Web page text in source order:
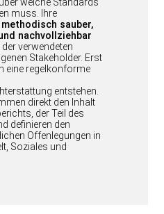
welche Standards
muss. Ihre
methodisch sauber,
nachvollziehbar
verwendeten
Stakeholder. Erst
eine regelkonforme
entstehen.
direkt den Inhalt
der Teil des
definieren den
Offenlegungen in
Soziales und